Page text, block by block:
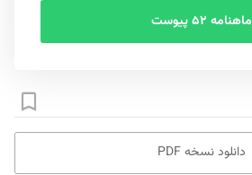
ماهنامه ۵۲ پیوست
دانلود نسخه PDF